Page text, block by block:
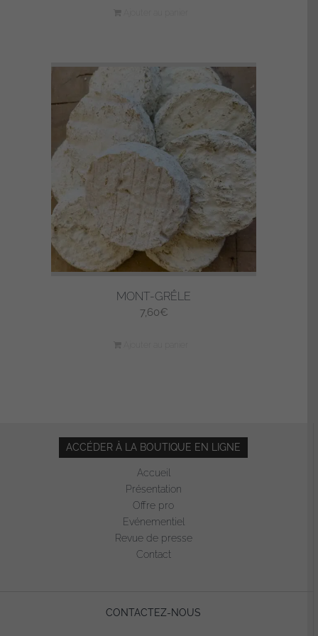
MONT-GRÊLE
7,60€
ACCÉDER À LA BOUTIQUE EN LIGNE
Accueil
Présentation
Offre pro
Evénementiel
Revue de presse
Contact
CONTACTEZ-NOUS